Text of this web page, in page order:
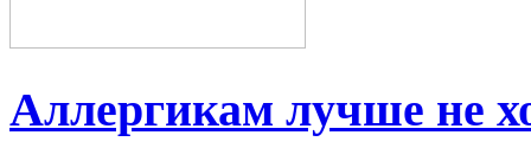
Аллергикам лучше не